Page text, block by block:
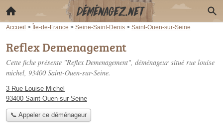
Accueil > Île-de-France > Seine-Saint-Denis > Saint-Ouen-sur-Seine
Reflex Demenagement
Cette fiche présente "Reflex Demenagement", déménageur situé rue louise
michel, 93400 Saint-Ouen-sur-Seine.
3 Rue Louise Michel
93400 Saint-Ouen-sur-Seine
📞 Appeler ce déménageur